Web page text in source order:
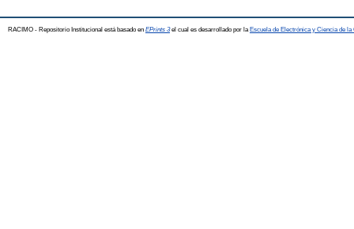
RACIMO - Repositorio Institucional está basado en EPrints 3el cual es desarrollado por la Escuela de Electrónica y Ciencia de la